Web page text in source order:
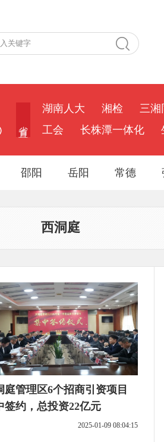
湖南人大 湘检 三湘
工会
长株潭一体化
邵阳 岳阳 常德
西洞庭
庭管理区6个招商引资项目
签约，总投资22亿元
2025-01-09 08:04:15